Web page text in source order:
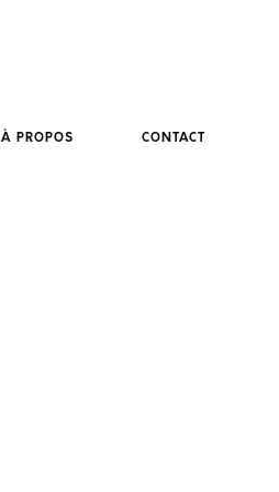
À PROPOS CONTACT